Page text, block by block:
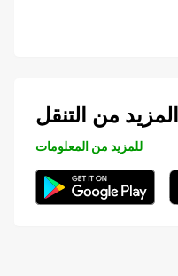
من التنقل
للمزيد من المعلومات